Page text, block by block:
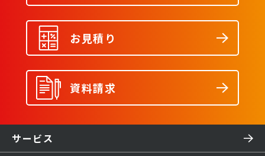
お見積り
資料請求
サービス